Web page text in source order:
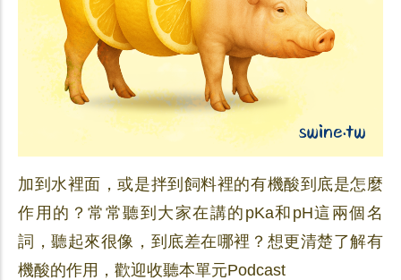
加到水裡面，或是拌到飼料裡的有機酸到底是怎麼
作用的？常常聽到大家在講的pKa和pH這兩個名
詞，聽起來很像，到底差在哪裡？想更清楚了解有
機酸的作用，歡迎收聽本單元Podcast